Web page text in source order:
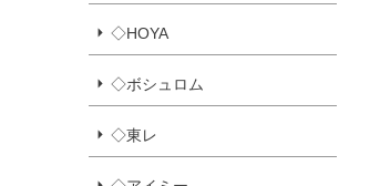
◇HOYA
◇ボシュロム
◇東レ